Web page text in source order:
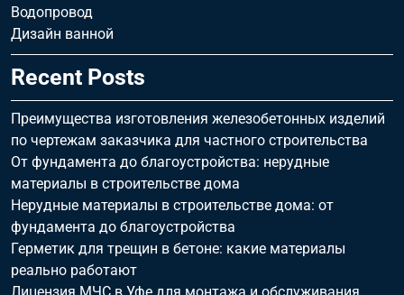
Водопровод
Дизайн ванной
Recent Posts
Преимущества изготовления железобетонных изделий
по чертежам заказчика для частного строительства
От фундамента до благоустройства: нерудные
материалы в строительстве дома
Нерудные материалы в строительстве дома: от
фундамента до благоустройства
Герметик для трещин в бетоне: какие материалы
реально работают